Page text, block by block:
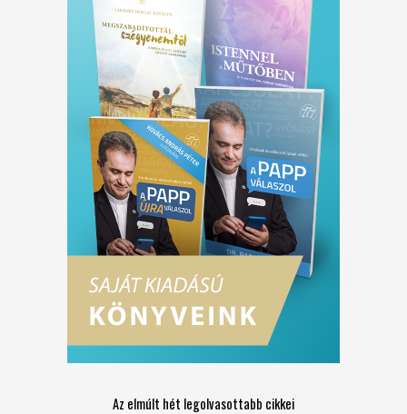
Az elmúlt hét legolvasottabb cikkei